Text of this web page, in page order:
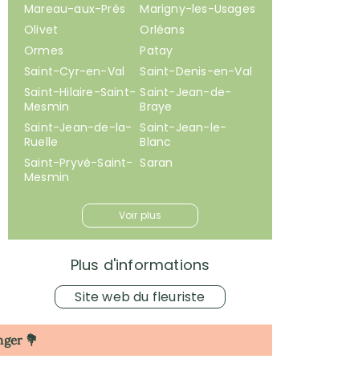
Mareau-aux-Prés
Marigny-les-Usages
Olivet
Orléans
Ormes
Patay
Saint-Cyr-en-Val
Saint-Denis-en-Val
Saint-Hilaire-Saint-
Mesmin
Saint-Jean-de-
Braye
Saint-Jean-de-la-
Ruelle
Saint-Jean-le-
Blanc
Saint-Pryvé-Saint-
Mesmin
Saran
Voir plus
Plus d'informations
Site web du fleuriste
💐